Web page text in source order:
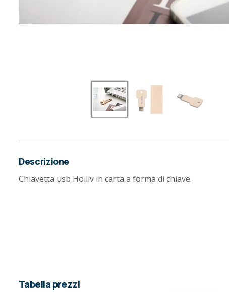
Descrizione
Chiavetta usb Holliv in carta a forma di chiave.
Tabella prezzi